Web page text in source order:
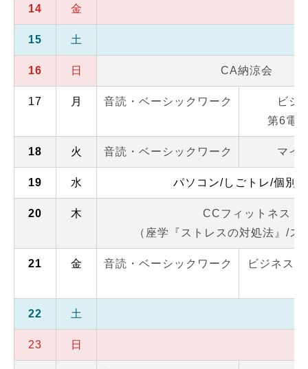
14 金
15 土
16 日 CA納涼会
17 月 音読・ベーシックワーク
ビジ
第6電
18 火 音読・ベーシックワーク マイ
19 水 パソコン/しごトレ/個別
20 木
CCフィットネス
（座学『ストレスの対処法』/ス
21 金 音読・ベーシックワーク ビジネス
22 土
23 日